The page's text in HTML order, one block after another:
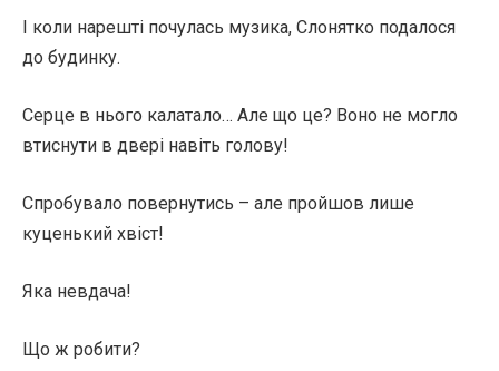
І коли нарешті почулась музика, Слонятко подалося
до будинку.
Серце в нього калатало… Але що це? Воно не могло
втиснути в двері навіть голову!
Спробувало повернутись – але пройшов лише
куценький хвіст!
Яка невдача!
Що ж робити?